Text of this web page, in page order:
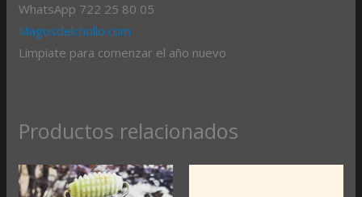
WhatsApp 722 25 80 05
Magosdelchollo.com
Limpiate para comenzar el año nuevo
Productos relacionados